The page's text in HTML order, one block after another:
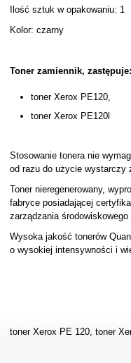
Ilość sztuk w opakowaniu: 1
Kolor: czarny
Toner zamiennik, zastępuje:
toner Xerox PE120,
toner Xerox PE120l
Stosowanie tonera nie
od razu do użycie wystarczy
Toner nieregenerowany,
fabryce posiadającej
zarządzania środowiskowego
Wysoka jakość tonerów
o wysokiej intensywności i
toner Xerox PE 120, toner